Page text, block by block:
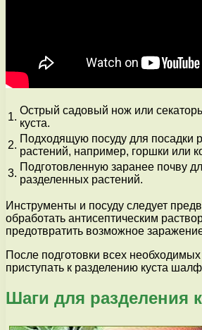
1.
Острый садовый нож или
куста.
2.
Подходящую посуду для посадки
растений, например, горшки или
3.
Подготовленную заранее почву
разделенных растений.
Инструменты и посуду следует
обработать антисептическим
предотвратить возможное
После подготовки всех
приступать к разделению куста
Шаги для разделения